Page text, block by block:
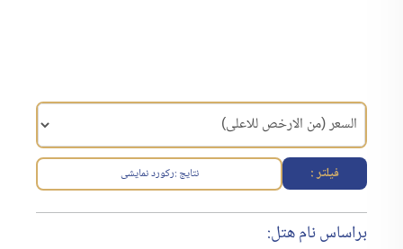
فیلتر : نتایج :رکورد نمایشی
براساس نام هتل: